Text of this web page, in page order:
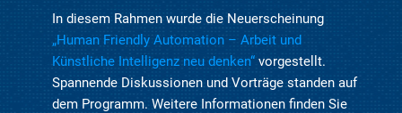
In diesem Rahmen wurde die Neuerscheinung
„Human Friendly Automation – Arbeit und
Künstliche Intelligenz neu denken“vorgestellt.
Spannende Diskussionen und Vorträge standen auf
dem Programm. Weitere Informationen finden Sie